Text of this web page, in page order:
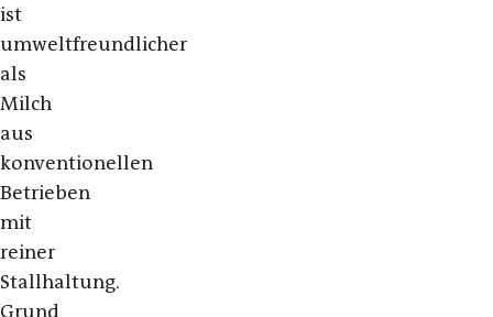
ist
umweltfreundlicher
als
Milch
aus
konventionellen
Betrieben
mit
reiner
Stallhaltung.